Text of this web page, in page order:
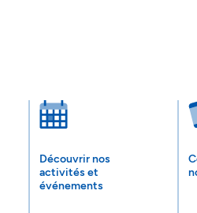
Découvrir nos
activités et
événements